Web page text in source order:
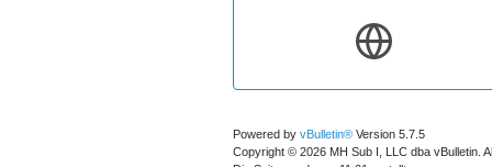
Powered by vBulletin® Version 5.7.5
Copyright © 2026 MH Sub I, LLC dba vBulletin.